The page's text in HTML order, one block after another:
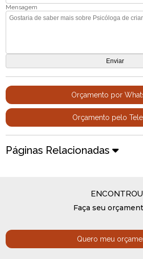
Mensagem
Orçamento por
Orçamento pelo
Páginas Relacionadas
Faça seu
Quero meu